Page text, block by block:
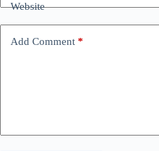
Website
Add Comment *